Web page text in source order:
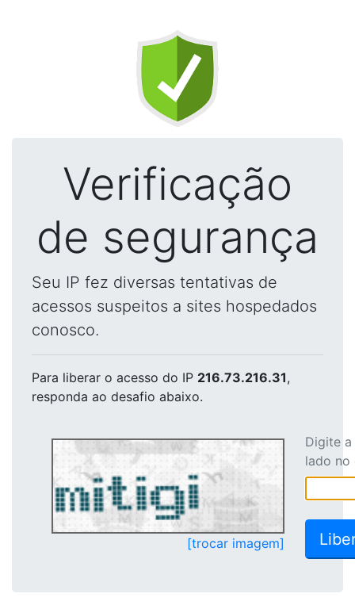
Verificação
de segurança
Seu IP fez diversas tentativas de
acessos suspeitos a sites hospedados
conosco.
Para liberar o acesso do IP 216.73.216.31,
responda ao desafio abaixo.
[trocar imagem]
Digite
lado no